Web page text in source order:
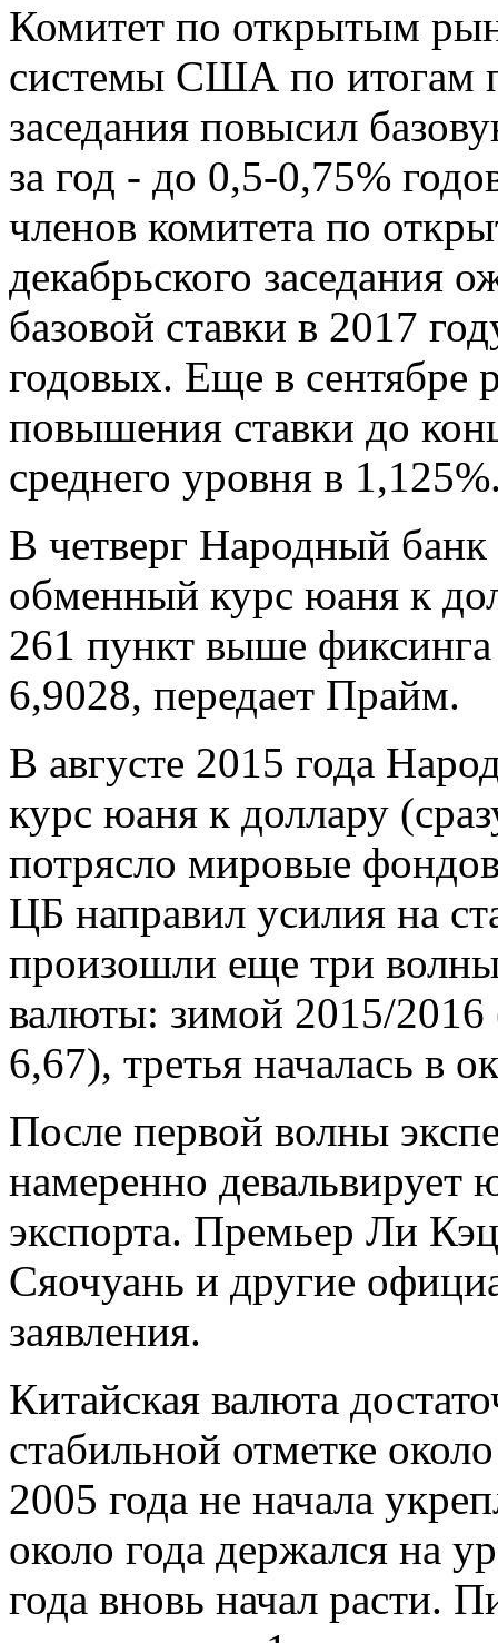
Комитет по открытым
системы США по итогам
заседания повысил
за год - до 0,5-0,75%
членов комитета по
декабрьского заседания
базовой ставки в 2017
годовых. Еще в сентябре
повышения ставки до
среднего уровня в
В четверг Народный
обменный курс юаня к
261 пункт выше фиксинга
6,9028, передает Прайм.
В августе 2015 года
курс юаня к доллару
потрясло мировые
ЦБ направил усилия на
произошли еще три
валюты: зимой 2015/
6,67), третья началась в
После первой волны
намеренно девальвирует
экспорта. Премьер Ли
Сяочуань и другие
заявления.
Китайская валюта
стабильной отметке
2005 года не начала
около года держался на
года вновь начал расти.